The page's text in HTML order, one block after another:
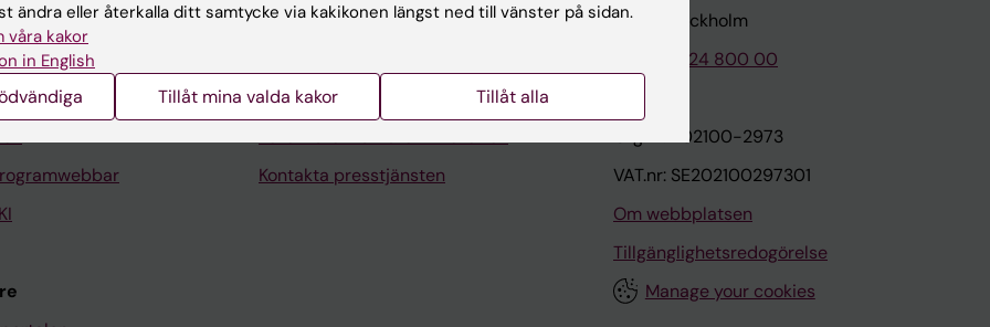
Universitetsbiblioteket
Jobba på KI
Kontakta presstjänsten
171 77 Stockholm
Tel: 08-524 800 00
Org.nr: 202100-2973
VAT.nr: SE202100297301
Om webbplatsen
Tillgänglighetsredogörelse
Manage your cookies
ändra eller återkalla ditt samtycke via kakikonen längst ned till vänster på sidan.
våra kakor
in English
Tillåt mina valda kakor Tillåt alla